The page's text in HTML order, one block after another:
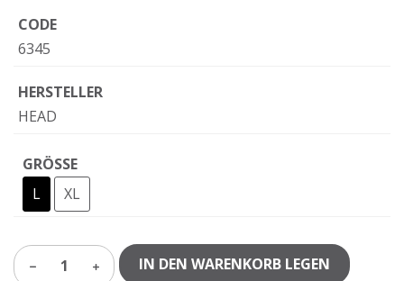
CODE
6345
HERSTELLER
HEAD
GRÖSSE
L
XL
1 IN DEN WARENKORB LEGEN